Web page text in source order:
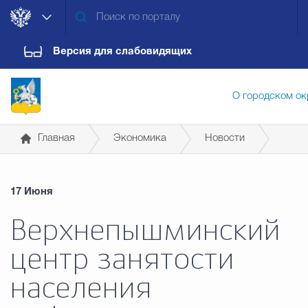
Версия для слабовидящих
О городском
Новости Обращения граждан
Главная Экономика Новости
17 Июня
Верхнепышминский
центр занятости
населения